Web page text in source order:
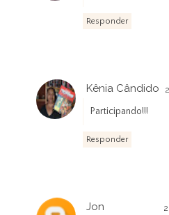
Responder
Kênia Cândido
Participando!!!
Responder
Jon